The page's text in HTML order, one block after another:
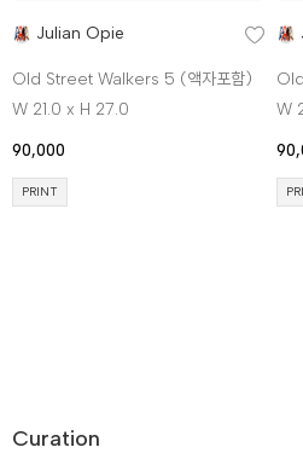
Julian Opie
Old Street Walkers 5 (액자포함)
W 21.0 x H 27.0
90,000
PRINT
W
Curation